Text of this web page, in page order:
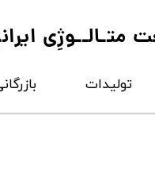
تولیدات
متـالــوژِی